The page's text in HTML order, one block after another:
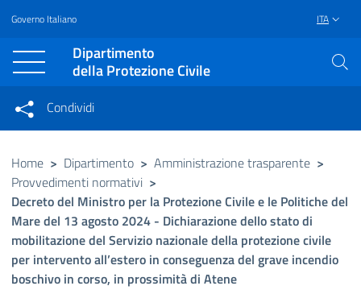
Vai al contenuto principale
Raggiungi il piè di pagina
Governo Italiano ITA
Dipartimento
della Protezione Civile
Condividi su Facebook
Condividi su Twitter
Condividi su LinkedIn
Condividi
Condividi sui social network
Home > Dipartimento > Amministrazione trasparente >
Provvedimenti normativi >
Decreto del Ministro per la Protezione Civile e le Politiche del
Mare del 13 agosto 2024 - Dichiarazione dello stato di
mobilitazione del Servizio nazionale della protezione civile
per intervento all’estero in conseguenza del grave incendio
boschivo in corso, in prossimità di Atene